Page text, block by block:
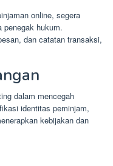
online, segera
penegak hukum.
dan catatan transaksi,
dalam mencegah
identitas peminjam,
kebijakan dan